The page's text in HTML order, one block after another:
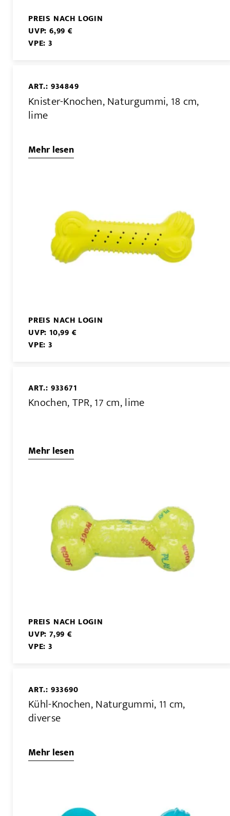
PREIS NACH LOGIN
UVP: 6,99 €
VPE: 3
ART.: 934849
Knister-Knochen, Naturgummi, 18 cm,
lime
Mehr lesen
PREIS NACH LOGIN
UVP: 10,99 €
VPE: 3
ART.: 933671
Knochen, TPR, 17 cm, lime
Mehr lesen
PREIS NACH LOGIN
UVP: 7,99 €
VPE: 3
ART.: 933690
Kühl-Knochen, Naturgummi, 11 cm,
diverse
Mehr lesen